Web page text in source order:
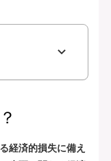
経済的損失に備え